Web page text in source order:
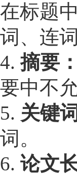
在标题
词、连
4.摘要：
要中不
5. 关键
词。
6. 论文